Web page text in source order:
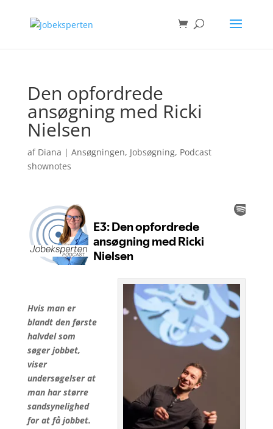
Den opfordrede
ansøgning med Ricki
Nielsen
af Diana | Ansøgningen, Jobsøgning, Podcast
shownotes
Hvis man er
blandt den første
halvdel som
søger jobbet,
viser
undersøgelser at
man har større
sandsynelighed
for at få jobbet.